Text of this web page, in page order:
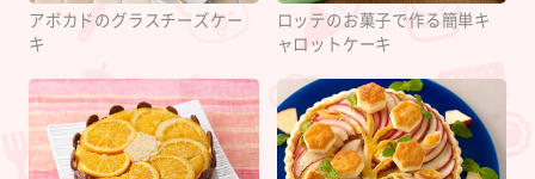
アボカドのグラスチーズケー
キ
ロッテのお菓子で作る簡単キ
ャロットケーキ